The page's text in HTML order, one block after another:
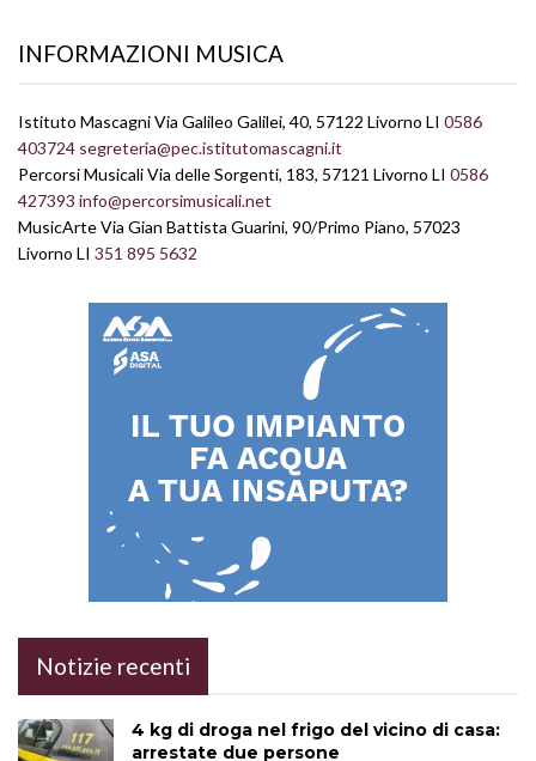
INFORMAZIONI MUSICA
Istituto Mascagni Via Galileo Galilei, 40, 57122 Livorno LI 0586
403724 segreteria@pec.istitutomascagni.it
Percorsi Musicali Via delle Sorgenti, 183, 57121 Livorno LI 0586
427393 info@percorsimusicali.net
MusicArte Via Gian Battista Guarini, 90/Primo Piano, 57023
Livorno LI 351 895 5632
Notizie recenti
4 kg di droga nel frigo del vicino di casa:
arrestate due persone